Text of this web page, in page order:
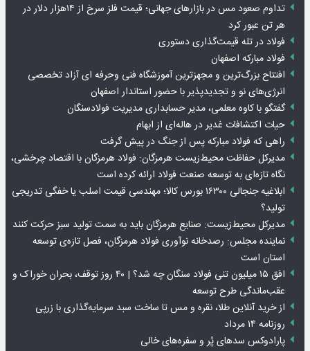
تداوم صعود مس در بازارهای جهانی؛ قیمت فلز سرخ از ۱۴هزار دلار در
هر تن عبور کرد
فولاد در تله قیمت‌گذاری دستوری
فولاد مبارکه اصفهان
افتتاح بزرگ‌ترین و مجهزترین آموزشگاه فنی وحرفه ای آزاد تخصصی
انرژی‌های نو و تجدیدپذیر با حضور استاندار اصفهان
گفتگو با کاوه معلمی، مدیر حسابداری مدیریت فولادسنگان
حیات اکتشافات غدیر در هاله‌ای از ابهام
راهی که فولاد مبارکه پس از جنگ در پیش گرفت
مدیرکل حفاظت محیط‌زیست هرمزگان: فولاد هرمزگان با اقتصاد چرخشی،
نگاه تازه‌ای به توسعه صنعت فولاد ارائه کرده است
ابلاغیه جنجالی ۱۶۳۰۰ بورس کالا؛ مهندسی قیمت اسلب یا خفگی تدریجی
تولید؟
مدیرکل محیط‌زیست: صنایع هرمزگان باید به سمت تولید سبز حرکت کنند
نماینده مجلس: رصدخانه نوآوری فولاد هرمزگان، فصل تازه‌ی توسعه
استان است
افق ۱۵ میلیون تنی فولاد سنگان چه شد؟ | ۴۰ روز توقف، بحران خوراک و
عقب‌ماندگی طرح توسعه
از خرید آنلاین طلا، نقره و مس تا ساخت سبد سرمایه‌گذاری با زرپی
روزنامه ۱۴ مرداد
پارادوکس سدهای پُر و سفره‌های خالی